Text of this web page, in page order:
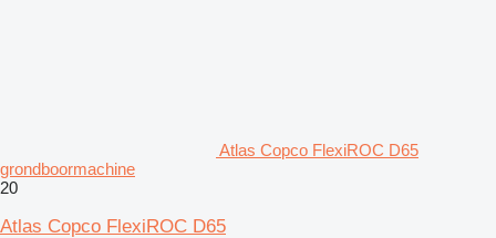
Atlas Copco FlexiROC D65
grondboormachine
20
Atlas Copco FlexiROC D65